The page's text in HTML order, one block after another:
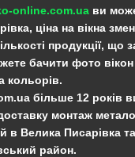
online.com.ua ви
ціна на вікна
продукції, що
бачити фото вікон
кольорів.
більше 12 років
монтаж
в Велика Писарівка та
район.